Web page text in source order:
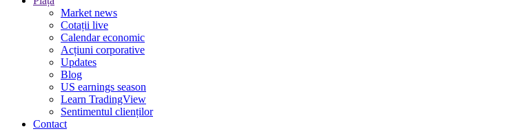
Market news
Cotații live
Calendar economic
Acțiuni corporative
Updates
Blog
US earnings season
Learn TradingView
Sentimentul clienților
Contact